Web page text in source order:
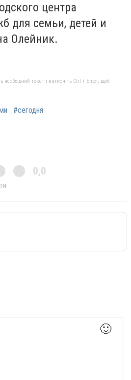
центра
для семьи, детей и
Олейник.
текст і натисніть Ctrl + Enter, щоб
#сегодня
0,0
🙂